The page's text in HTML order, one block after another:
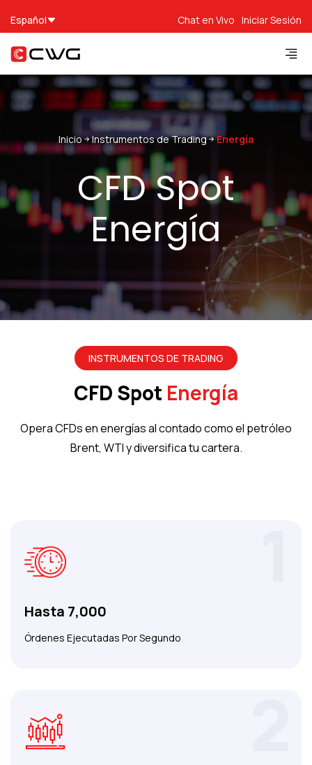
Español Chat en Vivo Iniciar Sesión
Inicio Instrumentos de Trading Energía
CFD Spot
Energía
INSTRUMENTOS DE TRADING
CFD Spot Energía
Opera CFDs en energías al contado como el petróleo
Brent, WTI y diversifica tu cartera.
Hasta 7,000
Órdenes Ejecutadas Por Segundo